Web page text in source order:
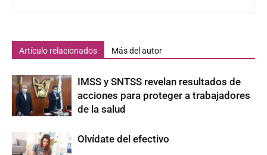
Artículo relacionados Más del autor
IMSS y SNTSS revelan resultados de
acciones para proteger a trabajadores
de la salud
Olvídate del efectivo